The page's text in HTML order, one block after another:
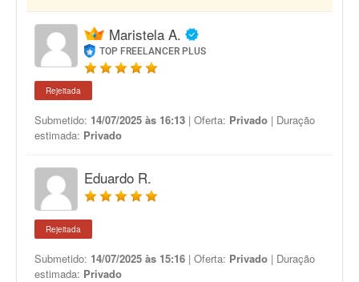
Maristela A.
TOP FREELANCER PLUS
Rejeitada
Submetido: 14/07/2025 às 16:13 | Oferta: Privado | Duração
estimada: Privado
Eduardo R.
Rejeitada
Submetido: 14/07/2025 às 15:16 | Oferta: Privado | Duração
estimada: Privado